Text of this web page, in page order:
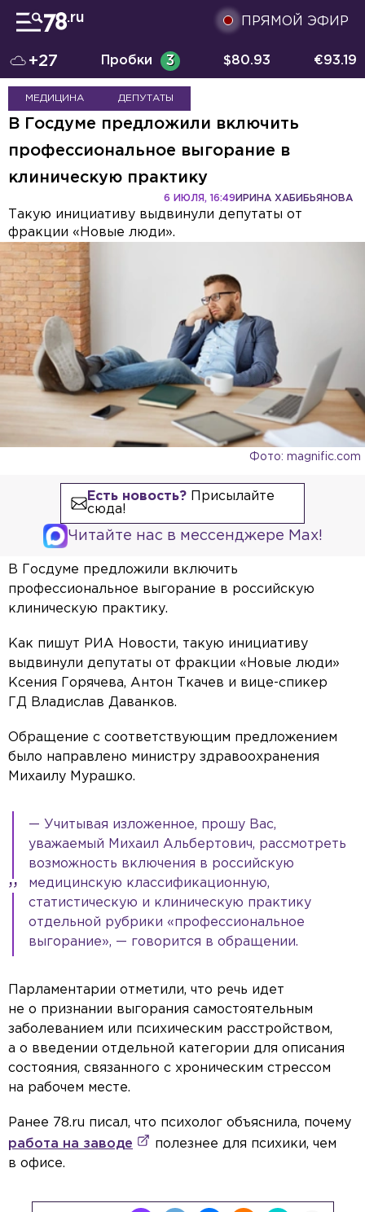
ПРЯМОЙ ЭФИР
+27 Пробки 3 $80.93 €93.19
МЕДИЦИНА ДЕПУТАТЫ
В Госдуме предложили включить
профессиональное выгорание в
клиническую практику
ИРИНА ХАБИБЬЯНОВА
6 ИЮЛЯ, 16:49
Такую инициативу выдвинули депутаты от
фракции «Новые люди».
Фото: magnific.com
Есть новость?Присылайте
сюда!
Читайте нас в мессенджере Max!
В Госдуме предложили включить
профессиональное выгорание в российскую
клиническую практику.
Как пишут РИА Новости, такую инициативу
выдвинули депутаты от фракции «Новые люди»
Ксения Горячева, Антон Ткачев и вице-спикер
ГД Владислав Даванков.
Обращение с соответствующим предложением
было направлено министру здравоохранения
Михаилу Мурашко.
— Учитывая изложенное, прошу Вас,
уважаемый Михаил Альбертович, рассмотреть
возможность включения в российскую
медицинскую классификационную,
статистическую и клиническую практику
отдельной рубрики «профессиональное
выгорание», — говорится в обращении.
Парламентарии отметили, что речь идет
не о признании выгорания самостоятельным
заболеванием или психическим расстройством,
а о введении отдельной категории для описания
состояния, связанного с хроническим стрессом
на рабочем месте.
Ранее 78.ru писал, что психолог объяснила, почему
работа на заводе
полезнее для психики, чем
в офисе.